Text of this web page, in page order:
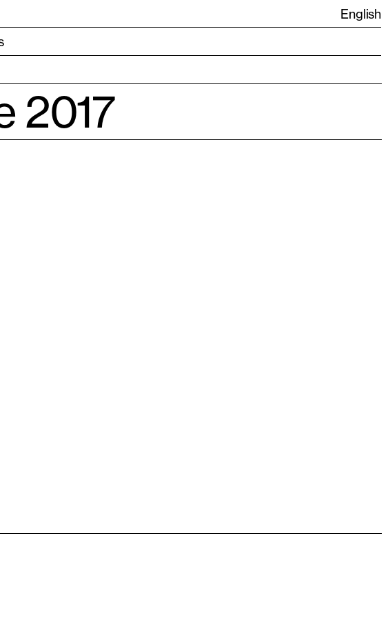
English
2017